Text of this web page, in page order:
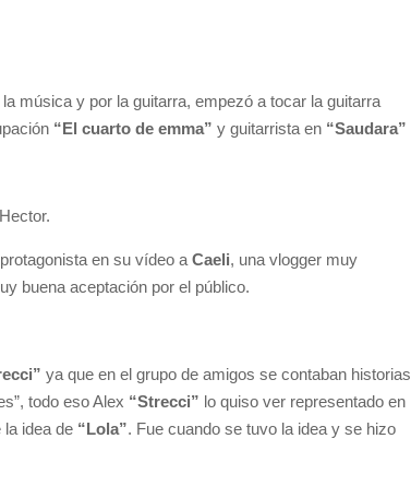
música y por la guitarra, empezó a tocar la guitarra
“El cuarto de emma” y guitarrista en “Saudara”
en su vídeo a Caeli, una vlogger muy
buena aceptación por el público.
ya que en el grupo de amigos se contaban historias
todo eso Alex “Strecci” lo quiso ver representado en
idea de “Lola”. Fue cuando se tuvo la idea y se hizo